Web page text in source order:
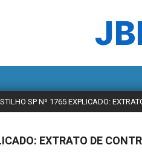
SP Nº 1765 EXPLICADO:
EXTRATO DE